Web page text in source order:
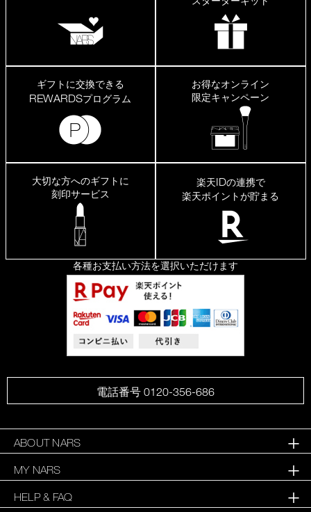
ギフトに交換できる
REWARDSプログラム
お得なオンライン
限定キャンペーン
大切な方へのギフトに
刻印サービス
楽天IDの連携で
楽天ポイントが貯まる
各種お支払い方法を選択いただけます
電話番号 0120-356-686
ABOUT NARS
MY NARS
HELP & FAQ